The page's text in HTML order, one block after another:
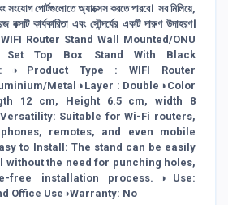
পোর্টগুলোতে অ্যাক্সেস করতে পারবে। সব মিলিয়ে,
কার্যকারিতা এবং সৌন্দর্যের একটি দারুণ উদাহরণ।
Router Stand Wall Mounted/ONU
Set Top Box Stand With Black
Type : WIFI Router
Metal◑Layer : Double◑Color
12 cm, Height 6.5 cm, width 8
Suitable for Wi-Fi routers,
remotes, and even mobile
to Install: The stand can be easily
without the need for punching holes,
free installation process.◑Use:
Office Use◑Warranty: No